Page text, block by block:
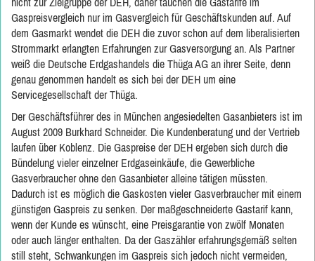
Gaspreisvergleich nur im Gasvergleich für Geschäftskunden auf. Auf
dem Gasmarkt wendet die DEH die zuvor schon auf dem liberalisierten
Strommarkt erlangten Erfahrungen zur Gasversorgung an. Als Partner
weiß die Deutsche Erdgashandels die Thüga AG an ihrer Seite, denn
genau genommen handelt es sich bei der DEH um eine
Servicegesellschaft der Thüga.
Der Geschäftsführer des in München angesiedelten Gasanbieters ist im
August 2009 Burkhard Schneider. Die Kundenberatung und der Vertrieb
laufen über Koblenz. Die Gaspreise der DEH ergeben sich durch die
Bündelung vieler einzelner Erdgaseinkäufe, die Gewerbliche
Gasverbraucher ohne den Gasanbieter alleine tätigen müssten.
Dadurch ist es möglich die Gaskosten vieler Gasverbraucher mit einem
günstigen Gaspreis zu senken. Der maßgeschneiderte Gastarif kann,
wenn der Kunde es wünscht, eine Preisgarantie von zwölf Monaten
oder auch länger enthalten. Da der Gaszähler erfahrungsgemäß selten
still steht, Schwankungen im Gaspreis sich jedoch nicht vermeiden,